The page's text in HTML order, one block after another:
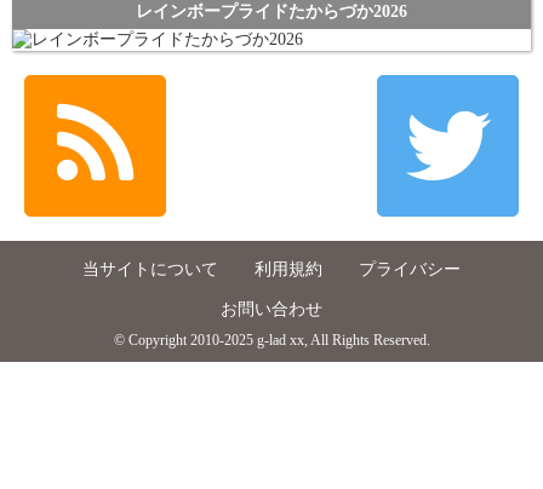
レインボープライドたからづか2026
当サイトについて 利用規約 プライバシー
お問い合わせ
© Copyright 2010-2025 g-lad xx, All Rights Reserved.